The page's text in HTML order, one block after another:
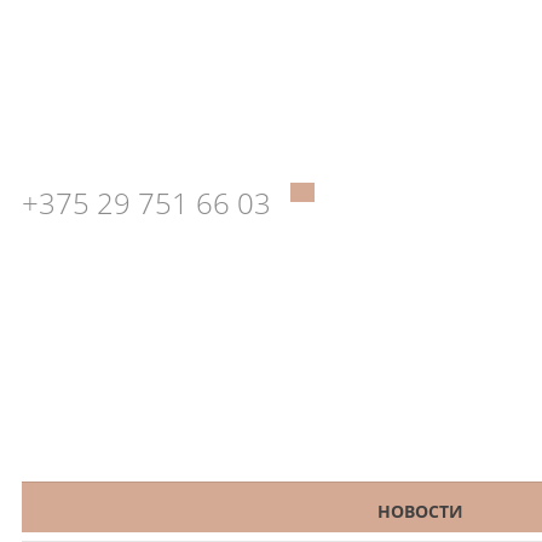
+375 29 751 66 03
НОВОСТИ